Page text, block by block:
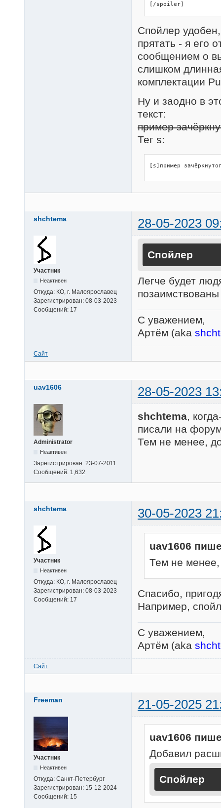
[/spoiler]
Спойлер
прятать - я его
сообщением о
слишком
комплектации
Ну и заодно в
текст:
пример
Тег s:
[s]пример
shchtema 28-05-2023
Участник
Неактивен
Откуда: КО, г. Малоярославец
Зарегистрирован: 08-03-2023
Сообщений: 17
Спойлер
Легче будет
позаимствованы
С уважением,
Артём (aka
Сайт
uav1606 28-05-2023
Administrator
Неактивен
Зарегистрирован: 23-07-2011
Сообщений: 1,632
shchtema,
писали на
Тем не менее,
shchtema 30-05-2023
Участник
Неактивен
Откуда: КО, г. Малоярославец
Зарегистрирован: 08-03-2023
Сообщений: 17
uav1606
Тем не менее,
Спасибо,
Например,
С уважением,
Артём (aka
Сайт
Freeman 21-05-2025
Участник
Неактивен
Откуда: Санкт-Петербург
Зарегистрирован: 15-12-2024
Сообщений: 15
uav1606
Добавил
Спойлер